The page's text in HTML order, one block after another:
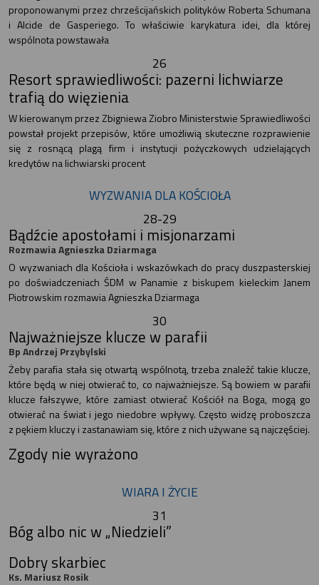
proponowanymi przez chrześcijańskich polityków Roberta Schumana
i Alcide de Gasperiego. To właściwie karykatura idei, dla której
wspólnota powstawała
26
Resort sprawiedliwości: pazerni lichwiarze
trafią do więzienia
W kierowanym przez Zbigniewa Ziobro Ministerstwie Sprawiedliwości
powstał projekt przepisów, które umożliwią skuteczne rozprawienie
się z rosnącą plagą firm i instytucji pożyczkowych udzielających
kredytów na lichwiarski procent
WYZWANIA DLA KOŚCIOŁA
28-29
Bądźcie apostołami i misjonarzami
Rozmawia Agnieszka Dziarmaga
O wyzwaniach dla Kościoła i wskazówkach do pracy duszpasterskiej
po doświadczeniach ŚDM w Panamie z biskupem kieleckim Janem
Piotrowskim rozmawia Agnieszka Dziarmaga
30
Najważniejsze klucze w parafii
Bp Andrzej Przybylski
Żeby parafia stała się otwartą wspólnotą, trzeba znaleźć takie klucze,
które będą w niej otwierać to, co najważniejsze. Są bowiem w parafii
klucze fałszywe, które zamiast otwierać Kościół na Boga, mogą go
otwierać na świat i jego niedobre wpływy. Często widzę proboszcza
z pękiem kluczy i zastanawiam się, które z nich używane są najczęściej.
Zgody nie wyrażono
WIARA I ŻYCIE
31
Bóg albo nic w „Niedzieli”
Dobry skarbiec
Ks. Mariusz Rosik